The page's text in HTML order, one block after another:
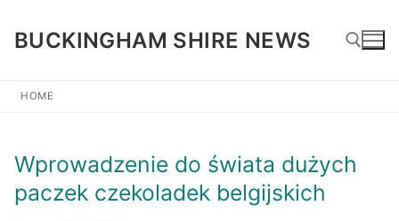
BUCKINGHAM SHIRE NEWS
HOME
Wprowadzenie do świata dużych
paczek czekoladek belgijskich